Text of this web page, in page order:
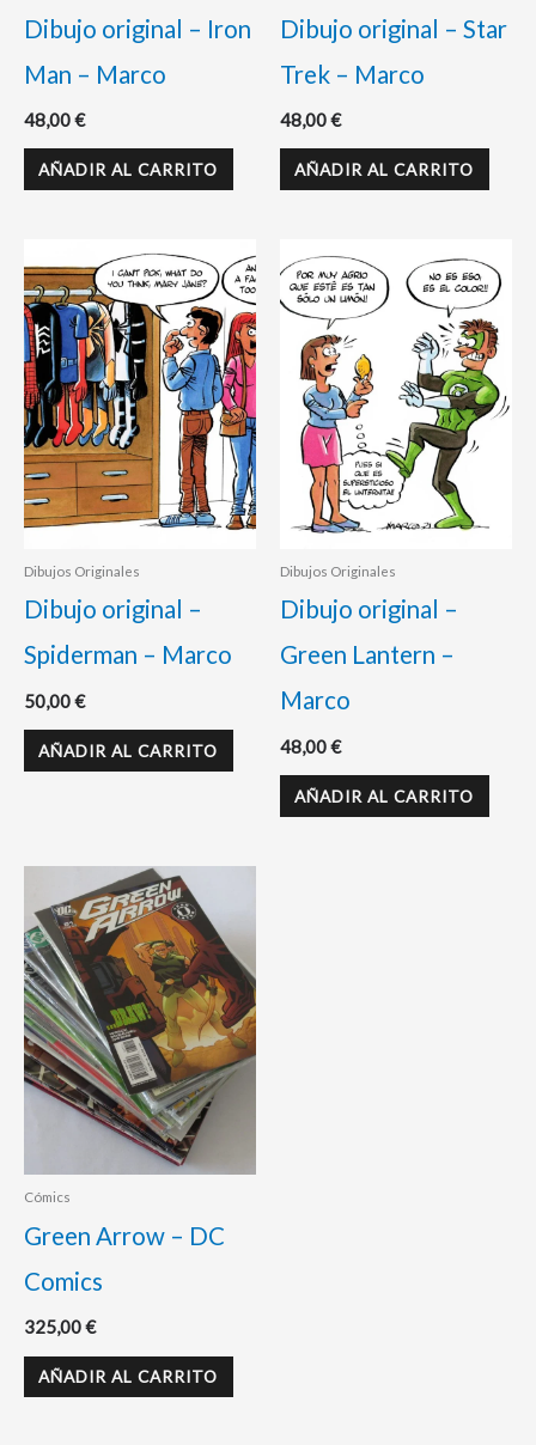
Dibujo original – Iron
Man – Marco
48,00€
AÑADIR AL CARRITO
Dibujo original – Star
Trek – Marco
48,00€
AÑADIR AL CARRITO
Dibujos Originales
Dibujo original –
Spiderman – Marco
50,00€
AÑADIR AL CARRITO
Dibujos Originales
Dibujo original –
Green Lantern –
Marco
48,00€
AÑADIR AL CARRITO
Cómics
Green Arrow – DC
Comics
325,00€
AÑADIR AL CARRITO